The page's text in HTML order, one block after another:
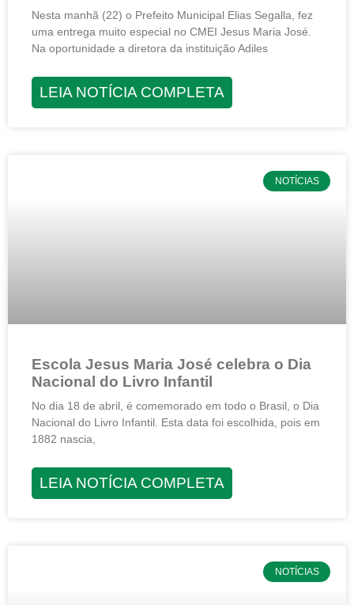
Nesta manhã (22) o Prefeito Municipal Elias Segalla, fez
uma entrega muito especial no CMEI Jesus Maria José.
Na oportunidade a diretora da instituição Adiles
LEIA NOTÍCIA COMPLETA
NOTÍCIAS
Escola Jesus Maria José celebra o Dia
Nacional do Livro Infantil
No dia 18 de abril, é comemorado em todo o Brasil, o Dia
Nacional do Livro Infantil. Esta data foi escolhida, pois em
1882 nascia,
LEIA NOTÍCIA COMPLETA
NOTÍCIAS